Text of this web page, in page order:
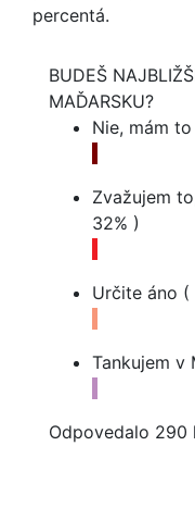
percentá.
BUDEŠ
MAĎARSKU?
Nie, mám
Zvažujem
32% )
Určite áno (
Tankujem v
Odpovedalo 290